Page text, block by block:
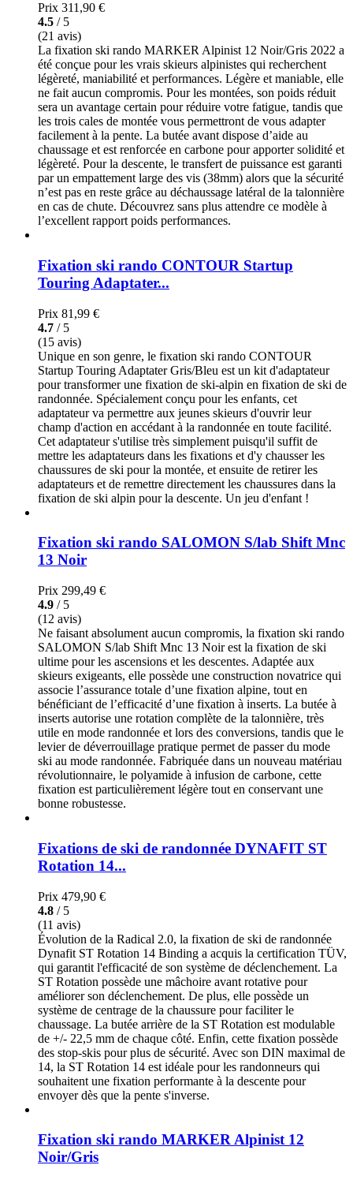
Prix 311,90 €
4.5 / 5
(21 avis)
La fixation ski rando MARKER Alpinist 12 Noir/Gris 2022 a
été conçue pour les vrais skieurs alpinistes qui recherchent
légèreté, maniabilité et performances. Légère et maniable, elle
ne fait aucun compromis. Pour les montées, son poids réduit
sera un avantage certain pour réduire votre fatigue, tandis que
les trois cales de montée vous permettront de vous adapter
facilement à la pente. La butée avant dispose d’aide au
chaussage et est renforcée en carbone pour apporter solidité et
légèreté. Pour la descente, le transfert de puissance est garanti
par un empattement large des vis (38mm) alors que la sécurité
n’est pas en reste grâce au déchaussage latéral de la talonnière
en cas de chute. Découvrez sans plus attendre ce modèle à
l’excellent rapport poids performances.
Fixation ski rando CONTOUR Startup
Touring Adaptater...
Prix 81,99 €
4.7 / 5
(15 avis)
Unique en son genre, le fixation ski rando CONTOUR
Startup Touring Adaptater Gris/Bleu est un kit d'adaptateur
pour transformer une fixation de ski-alpin en fixation de ski de
randonnée. Spécialement conçu pour les enfants, cet
adaptateur va permettre aux jeunes skieurs d'ouvrir leur
champ d'action en accédant à la randonnée en toute facilité.
Cet adaptateur s'utilise très simplement puisqu'il suffit de
mettre les adaptateurs dans les fixations et d'y chausser les
chaussures de ski pour la montée, et ensuite de retirer les
adaptateurs et de remettre directement les chaussures dans la
fixation de ski alpin pour la descente. Un jeu d'enfant !
Fixation ski rando SALOMON S/lab Shift Mnc
13 Noir
Prix 299,49 €
4.9 / 5
(12 avis)
Ne faisant absolument aucun compromis, la fixation ski rando
SALOMON S/lab Shift Mnc 13 Noir est la fixation de ski
ultime pour les ascensions et les descentes. Adaptée aux
skieurs exigeants, elle possède une construction novatrice qui
associe l’assurance totale d’une fixation alpine, tout en
bénéficiant de l’efficacité d’une fixation à inserts. La butée à
inserts autorise une rotation complète de la talonnière, très
utile en mode randonnée et lors des conversions, tandis que le
levier de déverrouillage pratique permet de passer du mode
ski au mode randonnée. Fabriquée dans un nouveau matériau
révolutionnaire, le polyamide à infusion de carbone, cette
fixation est particulièrement légère tout en conservant une
bonne robustesse.
Fixations de ski de randonnée DYNAFIT ST
Rotation 14...
Prix 479,90 €
4.8 / 5
(11 avis)
Évolution de la Radical 2.0, la fixation de ski de randonnée
Dynafit ST Rotation 14 Binding a acquis la certification TÜV,
qui garantit l'efficacité de son système de déclenchement. La
ST Rotation possède une mâchoire avant rotative pour
améliorer son déclenchement. De plus, elle possède un
système de centrage de la chaussure pour faciliter le
chaussage. La butée arrière de la ST Rotation est modulable
de +/- 22,5 mm de chaque côté. Enfin, cette fixation possède
des stop-skis pour plus de sécurité. Avec son DIN maximal de
14, la ST Rotation 14 est idéale pour les randonneurs qui
souhaitent une fixation performante à la descente pour
envoyer dès que la pente s'inverse.
Fixation ski rando MARKER Alpinist 12
Noir/Gris